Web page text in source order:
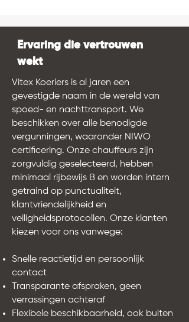
Ervaring die vertrouwen
wekt
Vitex Koeriers is al jaren een
gevestigde naam in de wereld van
spoed- en nachttransport. We
beschikken over alle benodigde
vergunningen, waaronder NIWO
certificering. Onze chauffeurs zijn
zorgvuldig geselecteerd, hebben
minimaal rijbewijs B en worden intern
getraind op punctualiteit,
klantvriendelijkheid en
veiligheidsprotocollen. Onze klanten
kiezen voor ons vanwege:
Snelle reactietijd en persoonlijk
contact
Transparante afspraken, geen
verrassingen achteraf
Flexibele beschikbaarheid, ook buiten